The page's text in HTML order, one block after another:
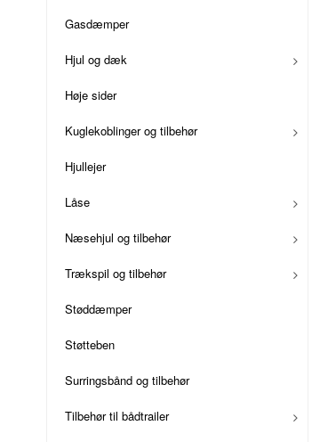
Gasdæmper
Hjul og dæk
Høje sider
Kuglekoblinger og tilbehør
Hjullejer
Låse
Næsehjul og tilbehør
Trækspil og tilbehør
Støddæmper
Støtteben
Surringsbånd og tilbehør
Tilbehør til bådtrailer